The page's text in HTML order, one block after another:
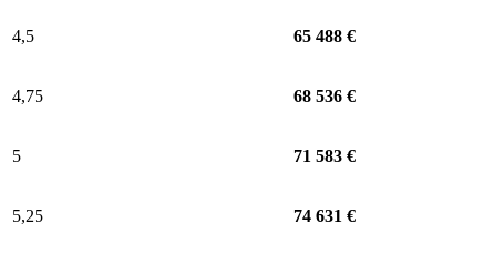
4,5 65 488 €
4,75 68 536 €
5 71 583 €
5,25 74 631 €